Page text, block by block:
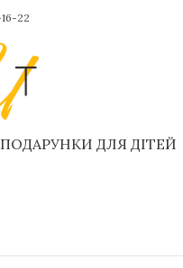
22
ПОДАРУНКИ ДЛЯ ДІТЕЙ